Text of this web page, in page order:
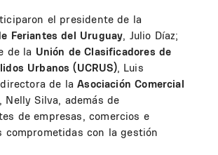
el presidente de la
Feriantes del Uruguay, Julio Díaz;
de la Unión de Clasificadores de
Urbanos (UCRUS), Luis
de laAsociación Comercial
Nelly Silva, además de
de empresas, comercios e
comprometidas con la gestión